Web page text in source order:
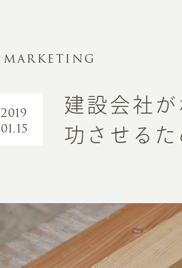
MARKETING
建設会社
功させる
2019
01.15